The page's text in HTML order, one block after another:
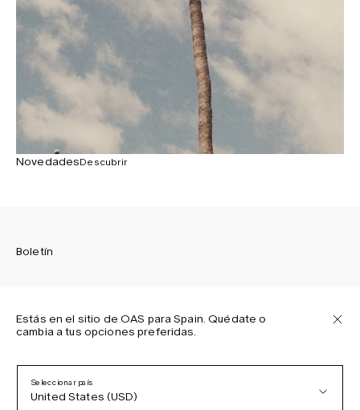
NovedadesDescubrir
Boletín
Suscríbete para recibir las últimas novedades sobre las
Estás en el sitio de OAS para Spain. Quédate o
cambia a tus opciones preferidas.
Seleccionar país
United States (USD)